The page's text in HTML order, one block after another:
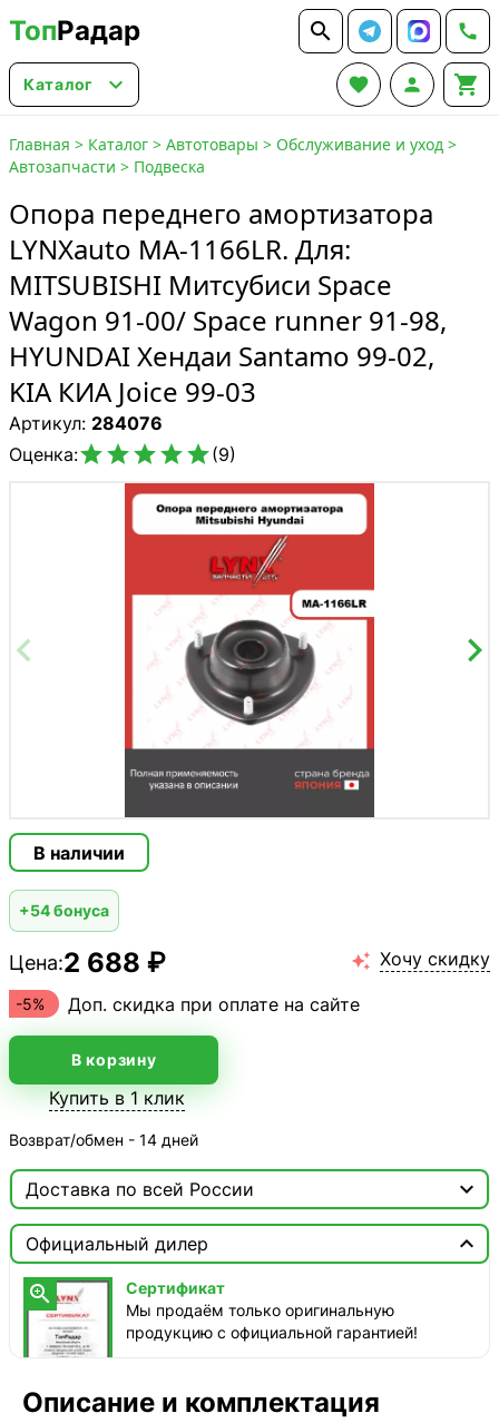
ТопРадар  
Каталог    
Главная > Каталог > Автотовары > Обслуживание и уход >
Автозапчасти > Подвеска
Опора переднего амортизатора
LYNXauto MA-1166LR. Для:
MITSUBISHI Митсубиси Space
Wagon 91-00/ Space runner 91-98,
HYUNDAI Хендаи Santamo 99-02,
KIA КИА Joice 99-03
Артикул: 284076
Оценка:(9)
В наличии
+54 бонуса
Цена:2 688 ₽  Хочу скидку
-5% Доп. скидка при оплате на сайте
В корзину
Купить в 1 клик
Возврат/обмен - 14 дней
Доставка по всей России 
 Москва
ТопРадар — Курьер
сегодня, от 350 ₽
ТопРадар — Самовывоз
сегодня, бесплатно
Официальный дилер


Сертификат
Мы продаём только оригинальную
продукцию с официальной гарантией!
Описание и комплектация